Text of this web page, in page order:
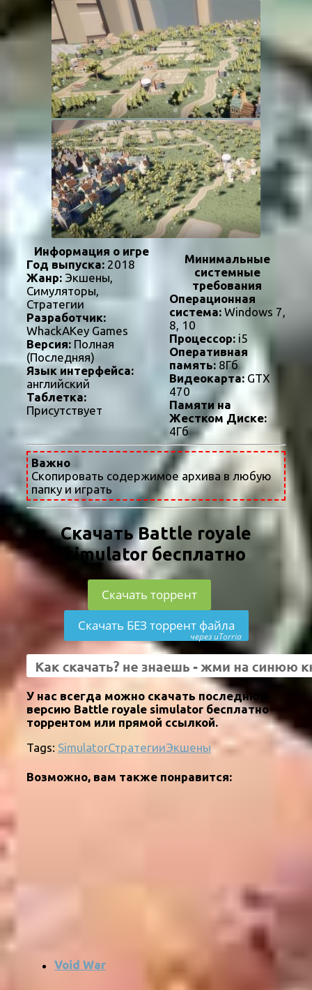
Информация о игре
Год выпуска: 2018
Жанр: Экшены,
Симуляторы,
Стратегии
Разработчик:
WhackAKey Games
Версия: Полная
(Последняя)
Язык интерфейса:
английский
Таблетка:
Присутствует
Минимальные
системные
требования
Операционная
система:Windows 7,
8, 10
Процессор:i5
Оперативная
память:8Гб
Видеокарта:GTX
470
Памяти на
Жестком Диске:
4Гб
Важно
Скопировать содержимое архива в любую
папку и играть
Скачать Battle royale
simulator бесплатно
Скачать торрент
Скачать БЕЗ торрент файла
через uTorria
У нас всегда можно скачать последнюю
версию Battle royale simulator бесплатно
торрентом или прямой ссылкой.
Tags: SimulatorСтратегииЭкшены
Возможно, вам также понравится:
Void War